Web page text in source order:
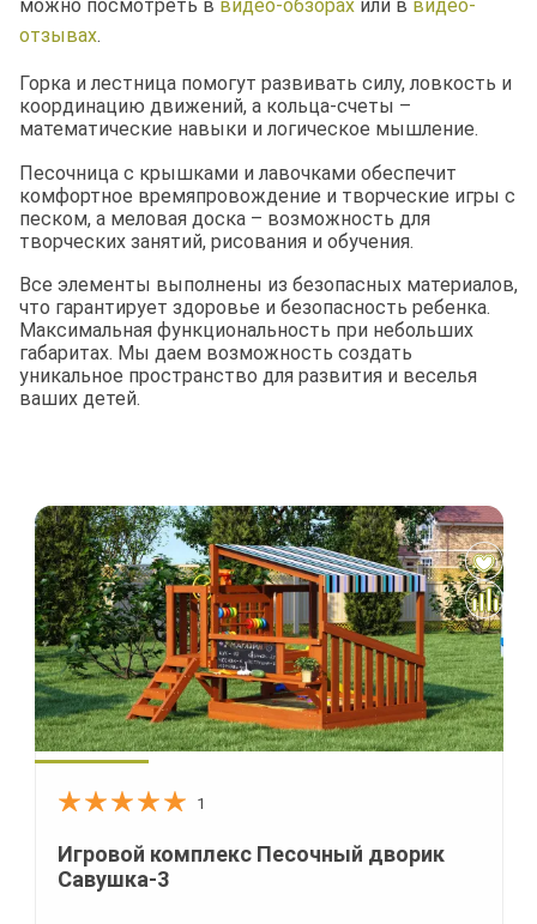
можно посмотреть в видео-обзорах или в видео-
отзывах.
Горка и лестница помогут развивать силу, ловкость и
координацию движений, а кольца-счеты –
математические навыки и логическое мышление.
Песочница с крышками и лавочками обеспечит
комфортное времяпровождение и творческие игры с
песком, а меловая доска – возможность для
творческих занятий, рисования и обучения.
Все элементы выполнены из безопасных материалов,
что гарантирует здоровье и безопасность ребенка.
Максимальная функциональность при небольших
габаритах. Мы даем возможность создать
уникальное пространство для развития и веселья
ваших детей.
1
Игровой комплекс Песочный дворик
Савушка-3